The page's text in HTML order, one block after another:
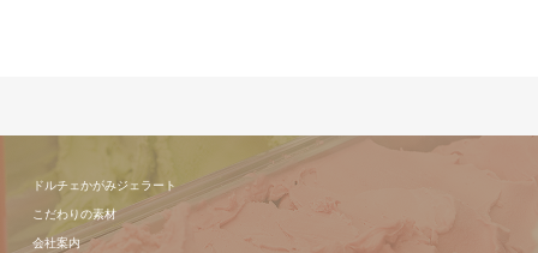
ドルチェかがみジェラート
こだわりの素材
会社案内